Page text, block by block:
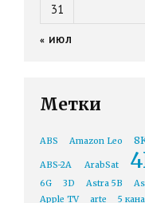
31
« ИЮЛ
Метки
ABS Amazon Leo
ABS-2A ArabSat
6G
3D Astra 5B
Apple TV
arte 5